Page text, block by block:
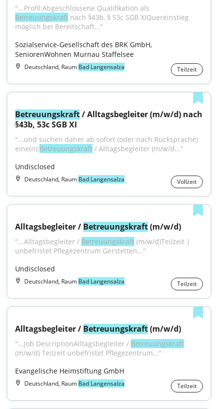
Betreuungskraft nach §43b, § 53c SGB XIQuereinstieg
möglich bei Bereitschaft..."
Sozialservice-Gesellschaft des BRK GmbH,
SeniorenWohnen Murnau Staffelsee
Deutschland, Raum Bad Langensalza Teilzeit
Betreuungskraft / Alltagsbegleiter (m/w/d) nach
§43b, 53c SGB XI
"...und suchen daher ab sofort (oder nach Rücksprache)
eine(n):Betreuungskraft / Alltagsbegleiter (m/w/d..."
Undisclosed
Deutschland, Raum Bad Langensalza Vollzeit
Alltagsbegleiter / Betreuungskraft (m/w/d)
"...Alltagsbegleiter / Betreuungskraft (m/w/d)Teilzeit |
unbefristet Pflegezentrum Gerstetten..."
Undisclosed
Deutschland, Raum Bad Langensalza Teilzeit
Alltagsbegleiter / Betreuungskraft (m/w/d)
"...Job DescriptionAlltagsbegleiter / Betreuungskraft
(m/w/d) Teilzeit unbefristet Pflegezentrum..."
Evangelische Heimstiftung GmbH
Deutschland, Raum Bad Langensalza Teilzeit